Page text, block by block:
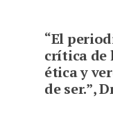
“El
crítica de
ética y
de ser.”,